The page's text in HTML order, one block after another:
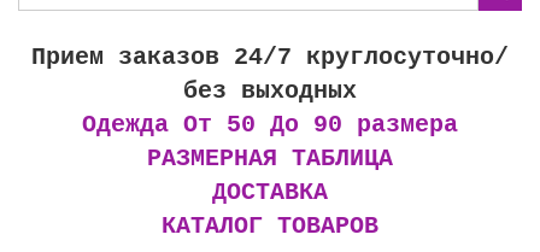
Прием заказов 24/7 круглосуточно/
без выходных
Одежда От 50 До 90 размера
РАЗМЕРНАЯ ТАБЛИЦА
ДОСТАВКА
КАТАЛОГ ТОВАРОВ